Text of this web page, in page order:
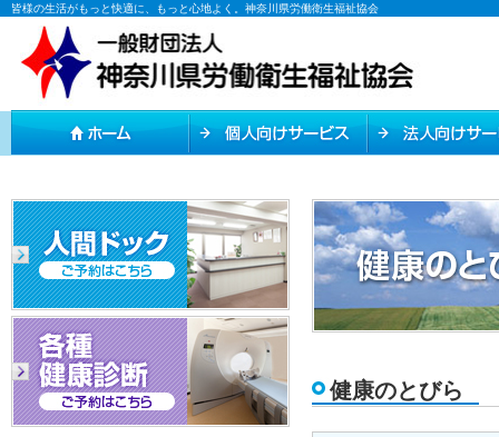
皆様の生活がもっと快適に、もっと心地よく。神奈川県労働衛生福祉協会
健康のとびら